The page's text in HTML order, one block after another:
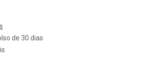
de 30 dias